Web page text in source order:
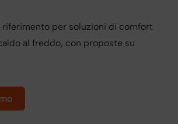
riferimento per soluzioni di comfort
al freddo, con proposte su